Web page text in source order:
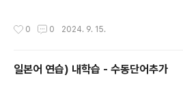
0 0 2024. 9. 15.
일본어 연습) 내학습 - 수동단어추가